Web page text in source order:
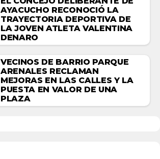
AYACUCHO RECONOCIÓ LA
TRAYECTORIA DEPORTIVA DE
LA JOVEN ATLETA VALENTINA
DENARO
VECINOS DE BARRIO PARQUE
ARENALES RECLAMAN
MEJORAS EN LAS CALLES Y LA
PUESTA EN VALOR DE UNA
PLAZA